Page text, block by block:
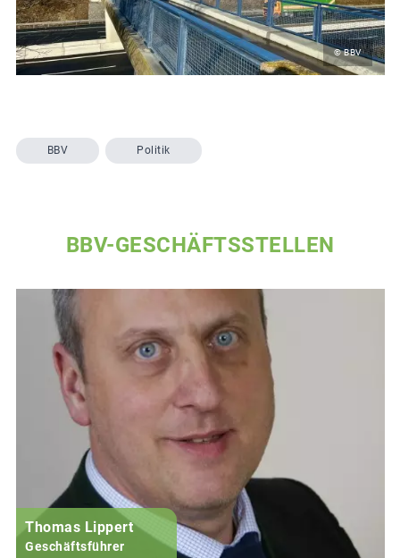
© BBV
BBV Politik
BBV-GESCHÄFTSSTELLEN
Thomas Lippert
Geschäftsführer